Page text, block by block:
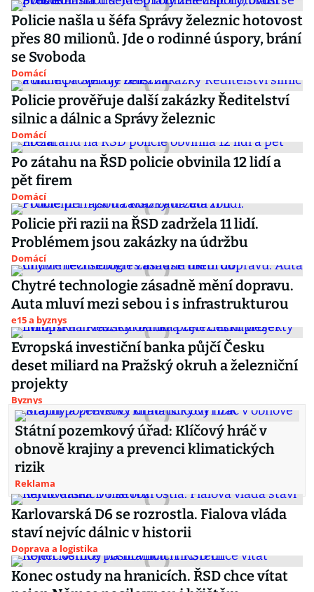
Policie našla u šéfa Správy železnic hotovost
přes 80 milionů. Jde o rodinné úspory, brání
se Svoboda
Domácí
Policie prověřuje další zakázky Ředitelství
silnic a dálnic a Správy železnic
Domácí
Po zátahu na ŘSD policie obvinila 12 lidí a
pět firem
Domácí
Policie při razii na ŘSD zadržela 11 lidí.
Problémem jsou zakázky na údržbu
Domácí
Chytré technologie zásadně mění dopravu.
Auta mluví mezi sebou i s infrastrukturou
e15 a byznys
Evropská investiční banka půjčí Česku
deset miliard na Pražský okruh a železniční
projekty
Byznys
Státní pozemkový úřad: Klíčový hráč v
obnově krajiny a prevenci klimatických
rizik
Reklama
Karlovarská D6 se rozrostla. Fialova vláda
staví nejvíc dálnic v historii
Doprava a logistika
Konec ostudy na hranicích. ŘSD chce vítat